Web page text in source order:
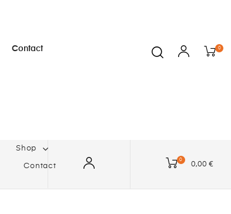
Contact 0
Shop
Contact
0
0,00 €